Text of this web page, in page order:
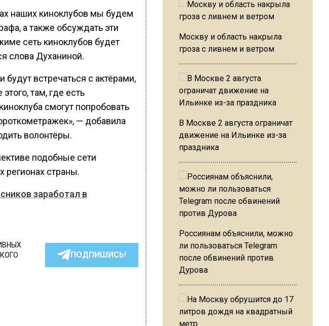
наших киноклубов мы будем
а также обсуждать эти
сеть киноклубов будет
слова Духаниной.
будут встречаться с актёрами,
там, где есть
смогут попробовать
— добавила
волонтёры.
подобные сети
регионах страны.
заработал в
ПОДПИШИСЬ!
Москву и область накрыла
гроза с ливнем и ветром
В Москве 2 августа ограничат
движение на Ильинке из-за
праздника
Россиянам объяснили, можно
ли пользоваться Telegram
после обвинений против
Дурова